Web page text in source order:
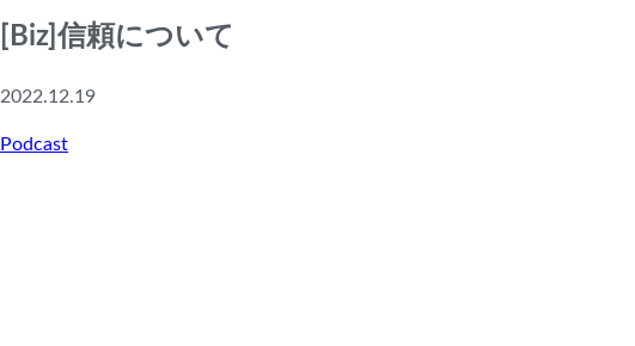
[Biz]信頼について
2022.12.19
Podcast